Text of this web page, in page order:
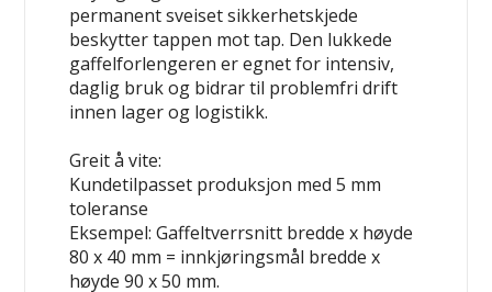
permanent sveiset sikkerhetskjede
beskytter tappen mot tap. Den lukkede
gaffelforlengeren er egnet for intensiv,
daglig bruk og bidrar til problemfri drift
innen lager og logistikk.
Greit å vite:
Kundetilpasset produksjon med 5 mm
toleranse
Eksempel: Gaffeltverrsnitt bredde x høyde
80 x 40 mm = innkjøringsmål bredde x
høyde 90 x 50 mm.